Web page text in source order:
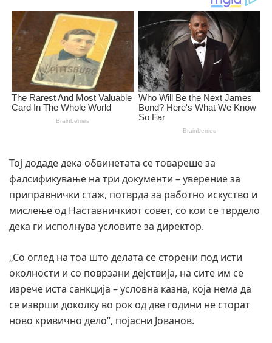
Тој додаде дека обвинетата се товареше за
фалсификување на три документи – уверение за
приправнички стаж, потврда за работно искуство и
мислење од Наставничкиот совет, со кои се тврдело
дека ги исполнува условите за директор.
„Со оглед на тоа што делата се сторени под исти
околности и со поврзани дејствија, на сите им се
изрече иста санкција – условна казна, која нема да
се изврши доколку во рок од две години не сторaт
ново кривично дело“, појасни Јованов.